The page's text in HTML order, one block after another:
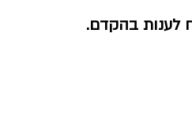
לענות בהקדם.